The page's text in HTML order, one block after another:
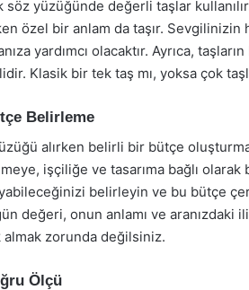
söz yüzüğünde değerli taşlar
özel bir anlam da taşır.
yardımcı olacaktır. Ayrıca,
Klasik bir tek taş mı, yoksa çok
Belirleme
alırken belirli bir bütçe
işçiliğe ve tasarıma bağlı
belirleyin ve bu bütçe
değeri, onun anlamı ve aranızdaki
almak zorunda değilsiniz.
Ölçü